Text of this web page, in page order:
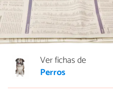
Ver fichas de
Perros